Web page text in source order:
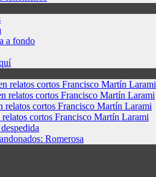
a fondo
relatos cortos Francisco Martín Larami
relatos cortos Francisco Martín Larami
relatos cortos Francisco Martín Larami
relatos cortos Francisco Martín Larami
Romerosa